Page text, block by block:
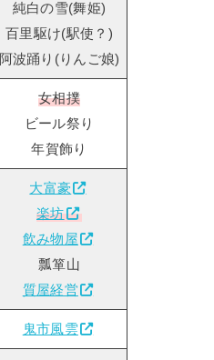
純白の雪(舞姫)
百里駆け(駅使？)
阿波踊り(りんご娘)
女相撲
ビール祭り
年賀飾り
大富豪
楽坊
飲み物屋
瓢箪山
質屋経営
鬼市風雲